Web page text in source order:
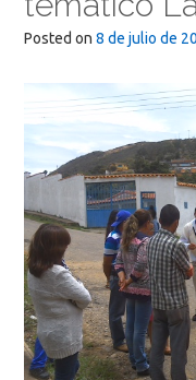
Posted on 8 de julio de